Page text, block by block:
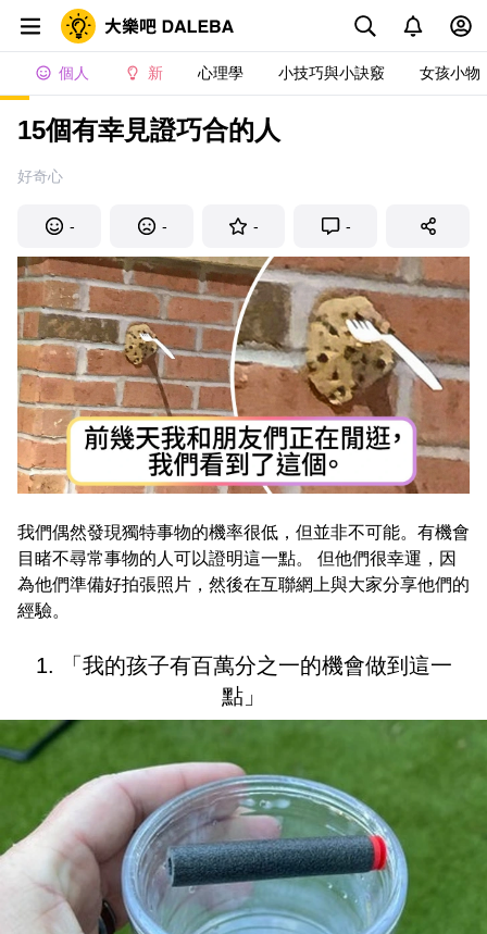
個人 新 心理學 小技巧與小訣竅 女孩小物
15個有幸見證巧合的人
好奇心
- - - -
我們偶然發現獨特事物的機率很低，但並非不可能。有機會
目睹不尋常事物的人可以證明這一點。 但他們很幸運，因
為他們準備好拍張照片，然後在互聯網上與大家分享他們的
經驗。
1. 「我的孩子有百萬分之一的機會做到這一
點」